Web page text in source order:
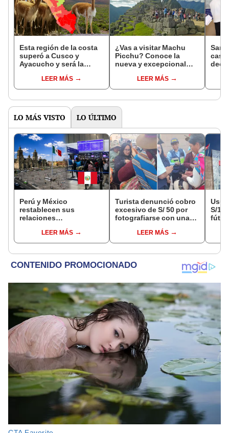
Esta región de la costa
superó a Cusco y
Ayacucho y será la
vicuña', según Serfor
LEER MÁS
¿Vas a visitar Machu
Picchu? Conoce la
nueva y excepcional
comprar boletos
presenciales
LEER MÁS
LO MÁS VISTO LO ÚLTIMO
Perú y México
restablecen sus
relaciones
anulan los visados?
LEER MÁS
Turista denunció cobro
excesivo de S/ 50 por
fotografiarse con una
Serenazgo recuperó el
dinero
LEER MÁS
S/